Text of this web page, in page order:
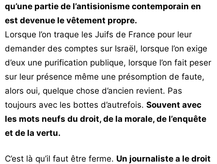
qu’une partie de l’antisionisme contemporain en
est devenue le vêtement propre.
Lorsque l’on traque les Juifs de France pour leur
demander des comptes sur Israël, lorsque l’on exige
d’eux une purification publique, lorsque l’on fait peser
sur leur présence même une présomption de faute,
alors oui, quelque chose d’ancien revient. Pas
toujours avec les bottes d’autrefois. Souvent avec
les mots neufs du droit, de la morale, de l’enquête
et de la vertu.
C’est là qu’il faut être ferme. Un journaliste a le droit